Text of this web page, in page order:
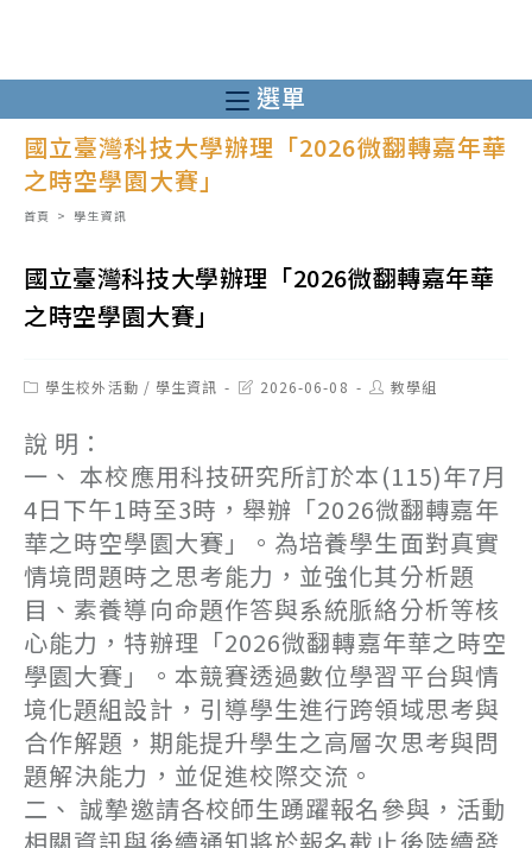
至
主
內
選單
國立臺灣科技大學辦理「2026微翻轉嘉年華
之時空學園大賽」
首頁 > 學生資訊
國立臺灣科技大學辦理「2026微翻轉嘉年華
之時空學園大賽」
Post學生校外活動 / 學生資訊
Post2026-06-08
Post教學組
說 明：
一、 本校應用科技研究所訂於本(115)年7月
4日下午1時至3時，舉辦「2026微翻轉嘉年
華之時空學園大賽」。為培養學生面對真實
情境問題時之思考能力，並強化其分析題
目、素養導向命題作答與系統脈絡分析等核
心能力，特辦理「2026微翻轉嘉年華之時空
學園大賽」。本競賽透過數位學習平台與情
境化題組設計，引導學生進行跨領域思考與
合作解題，期能提升學生之高層次思考與問
題解決能力，並促進校際交流。
二、 誠摯邀請各校師生踴躍報名參與，活動